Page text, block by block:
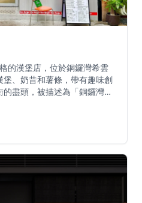
的漢堡店，位於銅鑼灣希雲
、奶昔和薯條，帶有趣味創
盡頭，被描述為「銅鑼灣隱
漢堡，售價72港元。Sick
據點，並在Instagram上保
漢堡創作。